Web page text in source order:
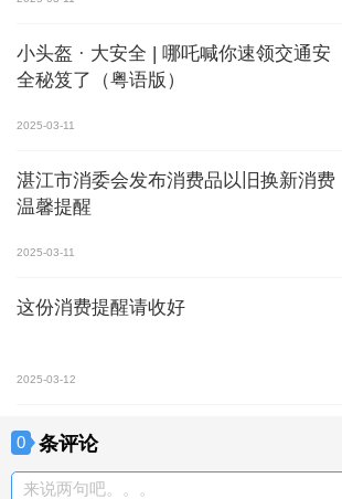
小头盔 · 大安全 | 哪吒喊你速领交通安
全秘笈了（粤语版）
2025-03-11
湛江市消委会发布消费品以旧换新消费
温馨提醒
2025-03-11
这份消费提醒请收好
2025-03-12
0 条评论
来说两句吧。。。